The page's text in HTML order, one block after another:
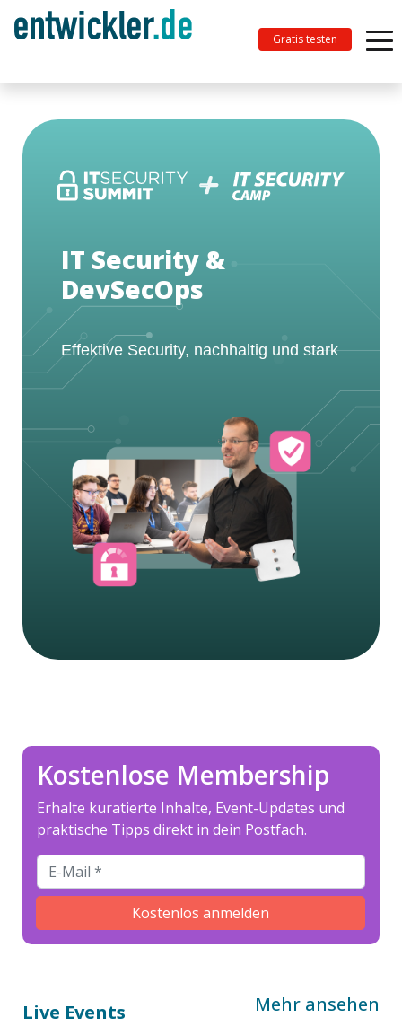
Gratis testen
IT Security &
DevSecOps
Effektive Security, nachhaltig und stark
Kostenlose Membership
Erhalte kuratierte Inhalte, Event-Updates und
praktische Tipps direkt in dein Postfach.
Kostenlos anmelden
Live Events Mehr ansehen